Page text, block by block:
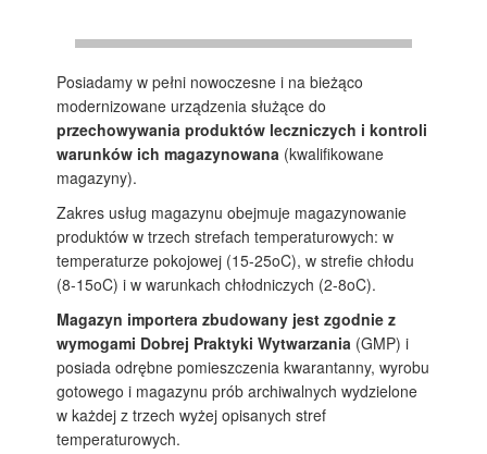
Posiadamy w pełni nowoczesne i na bieżąco
modernizowane urządzenia służące do
przechowywania produktów leczniczych i kontroli
warunków ich magazynowana (kwalifikowane
magazyny).
Zakres usług magazynu obejmuje magazynowanie
produktów w trzech strefach temperaturowych: w
temperaturze pokojowej (15-25oC), w strefie chłodu
(8-15oC) i w warunkach chłodniczych (2-8oC).
Magazyn importera zbudowany jest zgodnie z
wymogami Dobrej Praktyki Wytwarzania (GMP) i
posiada odrębne pomieszczenia kwarantanny, wyrobu
gotowego i magazynu prób archiwalnych wydzielone
w każdej z trzech wyżej opisanych stref
temperaturowych.